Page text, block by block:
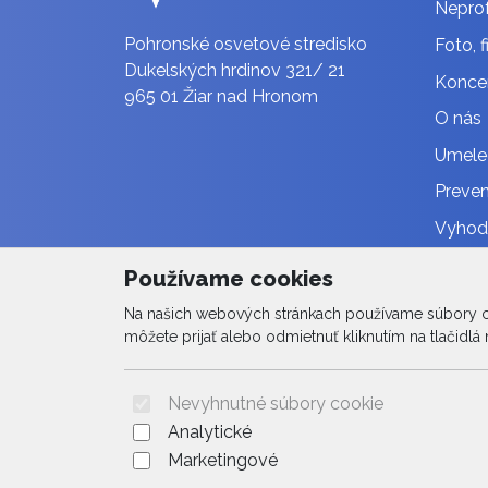
Používame cookies
Na našich webových stránkach používame súbory
môžete prijať alebo odmietnuť kliknutím na tlačidlá
Nevyhnutné súbory cookie
Analytické
Marketingové
Pohronské osvetové stredisko
Dukelských hrdinov 321/ 21
965 01 Žiar nad Hronom
Foto,
O nás